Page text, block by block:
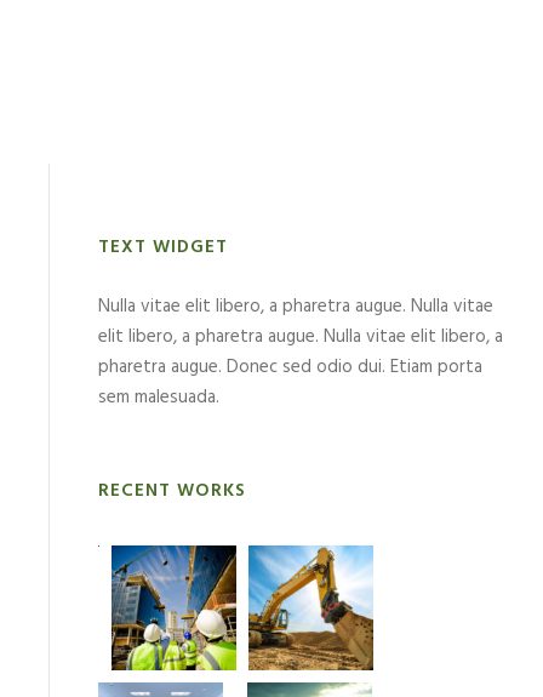
TEXT WIDGET
Nulla vitae elit libero, a pharetra augue. Nulla vitae
elit libero, a pharetra augue. Nulla vitae elit libero, a
pharetra augue. Donec sed odio dui. Etiam porta
sem malesuada.
RECENT WORKS